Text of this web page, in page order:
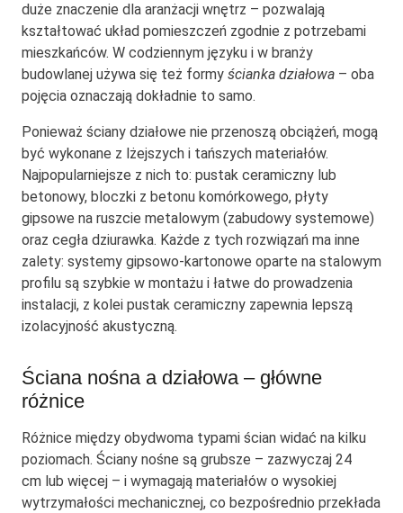
duże znaczenie dla aranżacji wnętrz – pozwalają
kształtować układ pomieszczeń zgodnie z potrzebami
mieszkańców. W codziennym języku i w branży
budowlanej używa się też formy ścianka działowa – oba
pojęcia oznaczają dokładnie to samo.
Ponieważ ściany działowe nie przenoszą obciążeń, mogą
być wykonane z lżejszych i tańszych materiałów.
Najpopularniejsze z nich to: pustak ceramiczny lub
betonowy, bloczki z betonu komórkowego, płyty
gipsowe na ruszcie metalowym (zabudowy systemowe)
oraz cegła dziurawka. Każde z tych rozwiązań ma inne
zalety: systemy gipsowo-kartonowe oparte na stalowym
profilu są szybkie w montażu i łatwe do prowadzenia
instalacji, z kolei pustak ceramiczny zapewnia lepszą
izolacyjność akustyczną.
Ściana nośna a działowa – główne
różnice
Różnice między obydwoma typami ścian widać na kilku
poziomach. Ściany nośne są grubsze – zazwyczaj 24
cm lub więcej – i wymagają materiałów o wysokiej
wytrzymałości mechanicznej, co bezpośrednio przekłada